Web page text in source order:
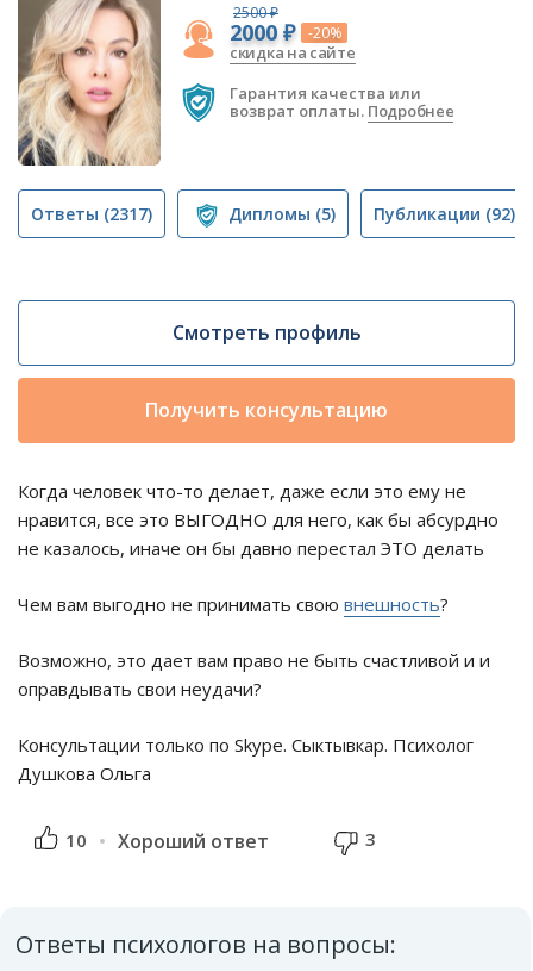
2500 ₽
2000 ₽ -20%
скидка на сайте
Гарантия качества или
возврат оплаты. Подробнее
Ответы (2317) Дипломы (5) Публикации (92)
Смотреть профиль
Получить консультацию
Когда человек что-то делает, даже если это ему не
нравится, все это ВЫГОДНО для него, как бы абсурдно
не казалось, иначе он бы давно перестал ЭТО делать
Чем вам выгодно не принимать свою внешность?
Возможно, это дает вам право не быть счастливой и и
оправдывать свои неудачи?
Консультации только по Skype. Сыктывкар. Психолог
Душкова Ольга
10 Хороший ответ 3
Ответы психологов на вопросы: